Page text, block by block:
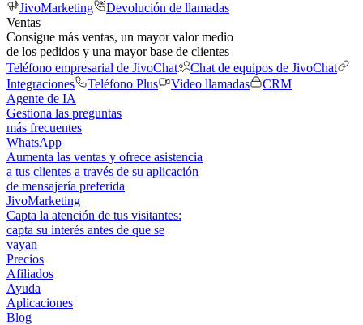
JivoMarketing
Devolución de llamadas
Ventas
Consigue más ventas, un mayor valor medio
de los pedidos y una mayor base de clientes
Teléfono empresarial de JivoChat
Chat de equipos de JivoChat
Integraciones
Teléfono Plus Video llamadas
CRM
Agente de IA
Gestiona las preguntas
más frecuentes
WhatsApp
Aumenta las ventas y ofrece asistencia
a tus clientes a través de su aplicación
de mensajería preferida
JivoMarketing
Capta la atención de tus visitantes:
capta su interés antes de que se
vayan
Precios
Afiliados
Ayuda
Aplicaciones
Blog